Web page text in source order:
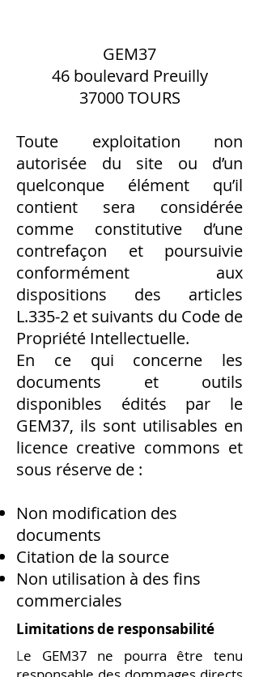
GEM37
46 boulevard Preuilly
37000 TOURS
Toute exploitation non
autorisée du site ou d’un
quelconque élément qu’il
contient sera considérée
comme constitutive d’une
contrefaçon et poursuivie
conformément aux
dispositions des articles
L.335-2 et suivants du Code de
Propriété Intellectuelle.
En ce qui concerne les
documents et outils
disponibles édités par le
GEM37, ils sont utilisables en
licence creative commons et
sous réserve de :
Non modification des
documents
Citation de la source
Non utilisation à des fins
commerciales
Limitations de responsabilité
Le GEM37 ne pourra être tenu